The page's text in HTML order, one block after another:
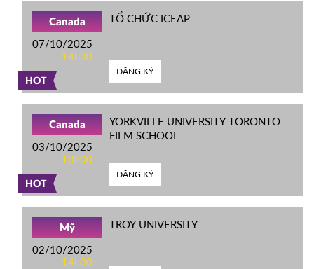
HOT
Canada
07/10/2025
14h30
TỔ CHỨC ICEAP
ĐĂNG KÝ
HOT
Canada
03/10/2025
10h00
YORKVILLE UNIVERSITY TORONTO
FILM SCHOOL
ĐĂNG KÝ
Mỹ
02/10/2025
14h00
TROY UNIVERSITY